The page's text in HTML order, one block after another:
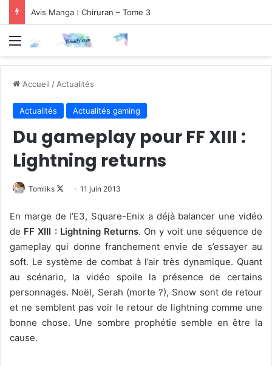
Avis Manga : Chiruran – Tome 3
Menu
Accueil / Actualités
Actualités Actualités gaming
Du gameplay pour FF XIII :
Lightning returns
Tomiiks
Follow
X
11 juin 2013
En marge de l’E3, Square-Enix a déjà balancer une vidéo
de FF XIII : Lightning Returns. On y voit une séquence de
gameplay qui donne franchement envie de s’essayer au
soft. Le système de combat à l’air très dynamique. Quant
au scénario, la vidéo spoile la présence de certains
personnages. Noël, Serah (morte ?), Snow sont de retour
et ne semblent pas voir le retour de lightning comme une
bonne chose. Une sombre prophétie semble en être la
cause.